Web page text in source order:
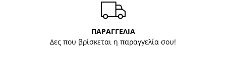
ΠΑΡΑΓΓΕΛΙΑ
Δες που βρίσκεται η παραγγελία σου!